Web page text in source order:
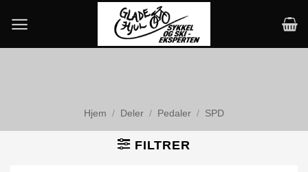
content
Hjem / Deler / Pedaler / SPD
FILTRER